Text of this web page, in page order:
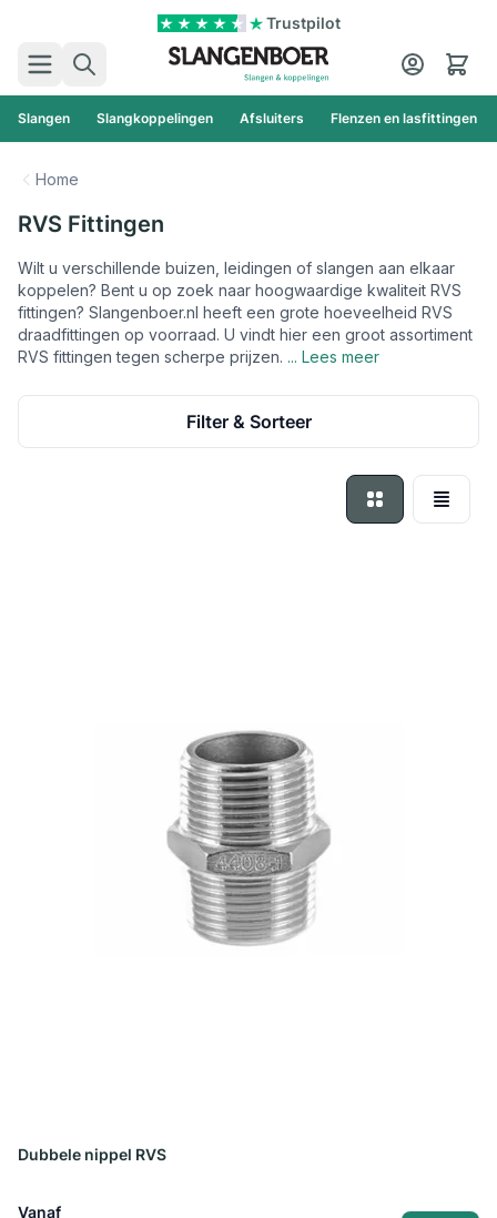
Trustpilot
Zoek
Cart
Slangen Slangkoppelingen Afsluiters Flenzen en lasfittingen
Home
RVS Fittingen
Wilt u verschillende buizen, leidingen of slangen aan elkaar
koppelen? Bent u op zoek naar hoogwaardige kwaliteit RVS
fittingen? Slangenboer.nl heeft een grote hoeveelheid RVS
draadfittingen op voorraad. U vindt hier een groot assortiment
RVS fittingen tegen scherpe prijzen. ... Lees meer
Filter & Sorteer
Foto-tabelLijst
Dubbele nippel RVS
Vanaf